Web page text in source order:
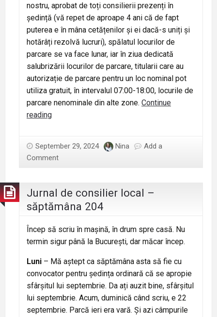
nostru, aprobat de toți consilierii prezenți în
ședință (vă repet de aproape 4 ani că de fapt
puterea e în mâna cetățenilor și ei dacă-s uniți și
hotărâți rezolvă lucruri), spălatul locurilor de
parcare se va face lunar, iar în ziua dedicată
salubrizării locurilor de parcare, titularii care au
autorizație de parcare pentru un loc nominal pot
utiliza gratuit, în intervalul 07:00-18:00, locurile de
parcare nenominale din alte zone. Continue
readingJurnal
local
–
205
September 29, 2024 Nina
Add a
Comment
Jurnal de consilier local –
săptămâna 204
Încep să scriu în mașină, în drum spre casă. Nu
termin sigur până la București, dar măcar încep.
Luni – Mă aștept ca săptămâna asta să fie cu
convocator pentru ședința ordinară că se apropie
sfârșitul lui septembrie. Da ați auzit bine, sfârșitul
lui septembrie. Acum, duminică când scriu, e 22
septembrie. Parcă ieri era vară. Și azi câmpurile